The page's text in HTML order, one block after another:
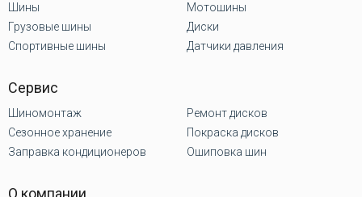
Шины
Грузовые шины
Спортивные шины
Мотошины
Диски
Датчики давления
Сервис
Шиномонтаж
Сезонное хранение
Заправка кондиционеров
Ремонт дисков
Покраска дисков
Ошиповка шин
О компании